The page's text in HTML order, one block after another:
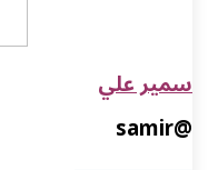
سمير علي
@samir